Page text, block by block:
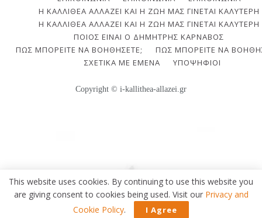
Η ΚΑΛΛΙΘΈΑ ΑΛΛΆΖΕΙ ΚΑΙ Η ΖΩΉ ΜΑΣ ΓΊΝΕΤΑΙ ΚΑΛΎΤΕΡΗ
Η ΚΑΛΛΙΘΈΑ ΑΛΛΆΖΕΙ ΚΑΙ Η ΖΩΉ ΜΑΣ ΓΊΝΕΤΑΙ ΚΑΛΎΤΕΡΗ
ΠΟΙΟΣ ΕΊΝΑΙ Ο ΔΗΜΉΤΡΗΣ ΚΆΡΝΑΒΟΣ
ΠΩΣ ΜΠΟΡΕΊΤΕ ΝΑ ΒΟΗΘΉΣΕΤΕ;
ΠΩΣ ΜΠΟΡΕΊΤΕ ΝΑ
ΣΧΕΤΙΚΆ ΜΕ ΕΜΈΝΑ
ΥΠΟΨΉΦΙΟΙ
Copyright © i-kallithea-allazei.gr
This website uses cookies. By continuing to use this website you
are giving consent to cookies being used. Visit our Privacy and
Cookie Policy. I Agree